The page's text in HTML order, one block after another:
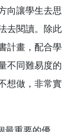
向讓學生去思
去閱讀。除此
計畫，配合學
不同難易度的
想做，非常實